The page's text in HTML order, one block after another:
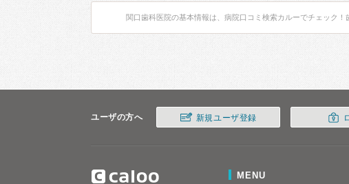
関口歯科医院の基本情報は、病院口コミ検索カルーでチェック！
ユーザの方へ 新規ユーザ登録
MENU